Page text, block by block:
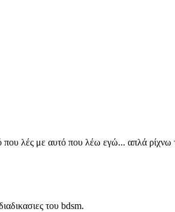
που λές με αυτό που λέω εγώ... απλά ρίχνω
του bdsm.